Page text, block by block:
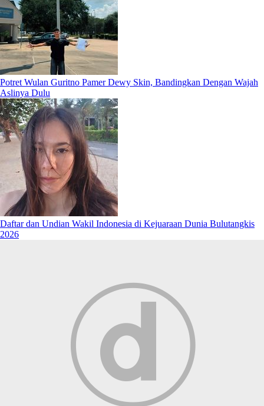
Potret Wulan Guritno Pamer Dewy Skin, Bandingkan Dengan Wajah
Aslinya Dulu
Daftar dan Undian Wakil Indonesia di Kejuaraan Dunia Bulutangkis
2026